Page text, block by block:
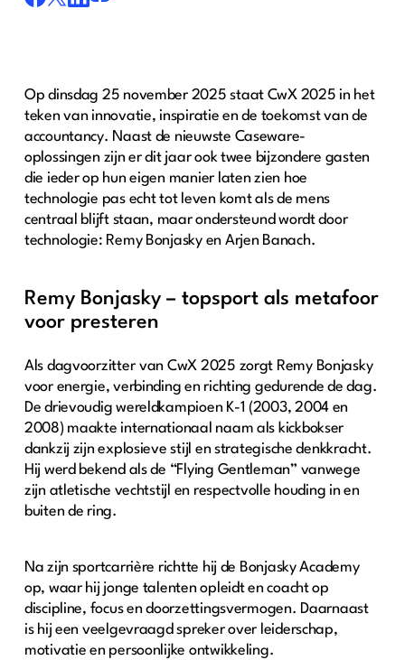
Op dinsdag 25 november 2025 staat CwX 2025 in het
teken van innovatie, inspiratie en de toekomst van de
accountancy. Naast de nieuwste Caseware-
oplossingen zijn er dit jaar ook twee bijzondere gasten
die ieder op hun eigen manier laten zien hoe
technologie pas echt tot leven komt als de mens
centraal blijft staan, maar ondersteund wordt door
technologie: Remy Bonjasky en Arjen Banach.
Remy Bonjasky – topsport als metafoor
voor presteren
Als dagvoorzitter van CwX 2025 zorgt Remy Bonjasky
voor energie, verbinding en richting gedurende de dag.
De drievoudig wereldkampioen K-1 (2003, 2004 en
2008) maakte internationaal naam als kickbokser
dankzij zijn explosieve stijl en strategische denkkracht.
Hij werd bekend als de “Flying Gentleman” vanwege
zijn atletische vechtstijl en respectvolle houding in en
buiten de ring.
Na zijn sportcarrière richtte hij de Bonjasky Academy
op, waar hij jonge talenten opleidt en coacht op
discipline, focus en doorzettingsvermogen. Daarnaast
is hij een veelgevraagd spreker over leiderschap,
motivatie en persoonlijke ontwikkeling.